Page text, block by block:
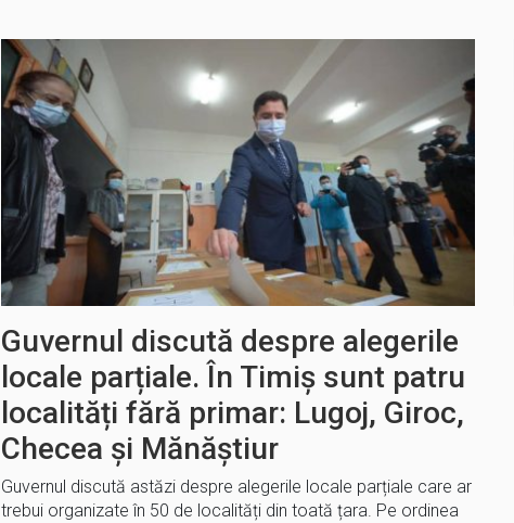
Guvernul discută despre alegerile
locale parțiale. În Timiș sunt patru
localități fără primar: Lugoj, Giroc,
Checea și Mănăștiur
Guvernul discută astăzi despre alegerile locale parțiale care ar
trebui organizate în 50 de localități din toată țara. Pe ordinea